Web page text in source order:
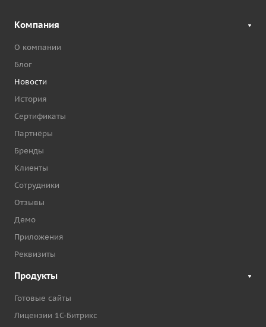
Компания
О компании
Блог
Новости
История
Сертификаты
Партнёры
Бренды
Клиенты
Сотрудники
Отзывы
Демо
Приложения
Реквизиты
Продукты
Готовые сайты
Лицензии 1С-Битрикс